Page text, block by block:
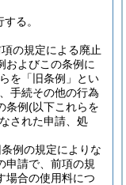
る。
の規定による廃止
およびこの条例に
を「旧条例」とい
手続その他の行為
条例(以下これらを
された申請、処
例の規定によりな
申請で、前項の規
場合の使用料につ